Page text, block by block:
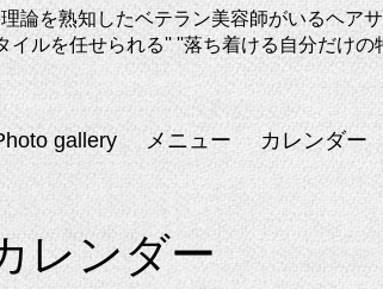
論を熟知したベテラン美容師がいるヘア
ルを任せられる'' ''落ち着ける自分だけ
gallery メニュー カレンダー
レンダー